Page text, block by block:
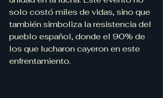
solo costó miles de vidas, sino que
también simboliza la resistencia del
pueblo español, donde el 90% de
los que lucharon cayeron en este
enfrentamiento.